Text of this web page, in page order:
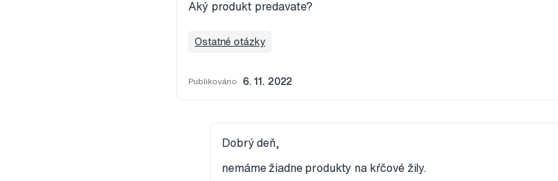
Aký produkt predavate?
Ostatné otázky
Publikováno 6. 11. 2022
Dobrý deň,
nemáme žiadne produkty na kŕčové žily.